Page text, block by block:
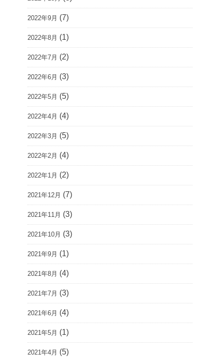
2022年9月 (7)
2022年8月 (1)
2022年7月 (2)
2022年6月 (3)
2022年5月 (5)
2022年4月 (4)
2022年3月 (5)
2022年2月 (4)
2022年1月 (2)
2021年12月 (7)
2021年11月 (3)
2021年10月 (3)
2021年9月 (1)
2021年8月 (4)
2021年7月 (3)
2021年6月 (4)
2021年5月 (1)
2021年4月 (5)